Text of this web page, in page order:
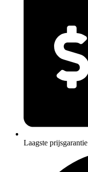
Laagste prijsgarantie